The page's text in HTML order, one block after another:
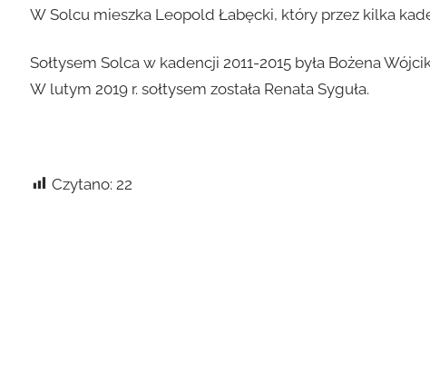
W Solcu mieszka Leopold Łabęcki, który przez kilka
Sołtysem Solca w kadencji 2011-2015 była Bożena
W lutym 2019 r. sołtysem została Renata Syguła.
Czytano: 22